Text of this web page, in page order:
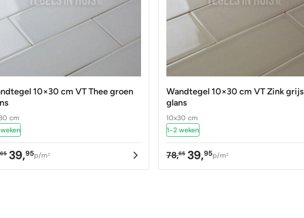
10×30 cm VT Thee groen
cm
65 39,95p/m2
Wandtegel 10×30 cm VT Zink grijs
glans
10x30 cm
1-2 weken
78,65
Oorspronkelijke
prijs
39,95
Huidige
prijs
p/m2